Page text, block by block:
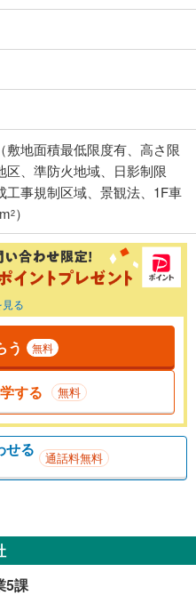
敷地面積最低限度有、高さ限
区、準防火地域、日影制限
工事規制区域、景観法、1F車
2）
る
う 無料
する 無料
せる 通話料無料
5課